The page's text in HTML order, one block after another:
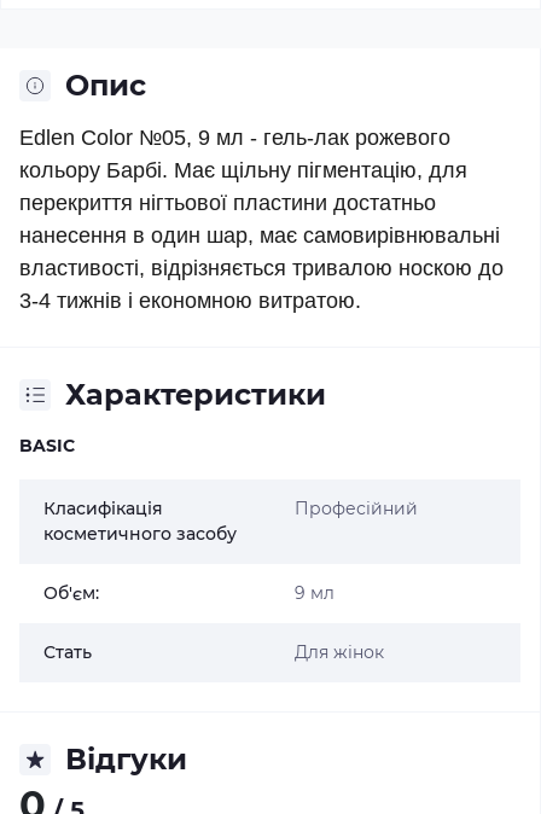
Опис
Edlen Color №05, 9 мл - гель-лак рожевого
кольору Барбі. Має щільну пігментацію, для
перекриття нігтьової пластини достатньо
нанесення в один шар, має самовирівнювальні
властивості, відрізняється тривалою носкою до
3-4 тижнів і економною витратою.
Характеристики
BASIC
Класифікація
косметичного засобу
Професійний
Об'єм: 9 мл
Стать Для жінок
Відгуки